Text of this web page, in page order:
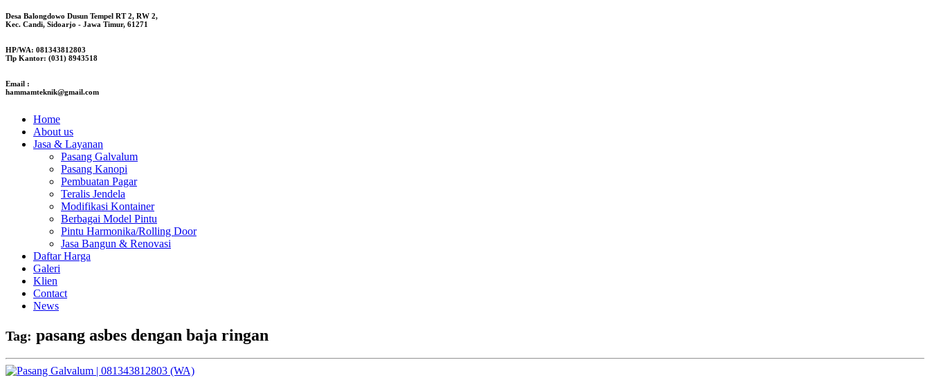
Desa Balongdowo Dusun Tempel RT 2, RW 2,
Kec. Candi, Sidoarjo - Jawa Timur, 61271
HP/WA: 081343812803
Tlp Kantor: (031) 8943518
Email :
hammamteknik@gmail.com
Home
About us
Jasa & Layanan
Pasang Galvalum
Pasang Kanopi
Pembuatan Pagar
Teralis Jendela
Modifikasi Kontainer
Berbagai Model Pintu
Pintu Harmonika/Rolling Door
Jasa Bangun & Renovasi
Daftar Harga
Galeri
Klien
Contact
News
Tag: pasang asbes dengan baja ringan